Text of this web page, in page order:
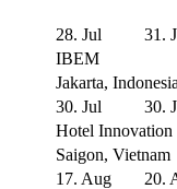
28. Jul
31.
IBEM
Jakarta, Indonesia
30. Jul
30.
Hotel Innovation
Saigon, Vietnam
17. Aug
20.